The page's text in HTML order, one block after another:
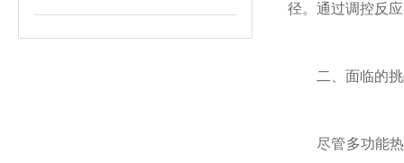
径。通过调控反
二、面临的挑
尽管多功能热